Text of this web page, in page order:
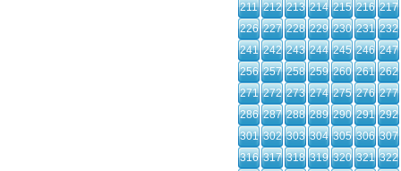
211 212 213 214 215 216 217
226 227 228 229 230 231 232
241 242 243 244 245 246 247
256 257 258 259 260 261 262
271 272 273 274 275 276 277
286 287 288 289 290 291 292
301 302 303 304 305 306 307
316 317 318 319 320 321 322